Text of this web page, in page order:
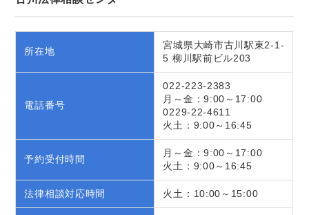
所在地
宮城県大崎市古川駅東2-1-
5 柳川駅前ビル203
電話番号
022-223-2383
月～金：9:00～17:00
0229-22-4611
火土：9:00～16:45
予約受付時間
月～金：9:00～17:00
火土：9:00～16:45
法律相談対応時間 火土：10:00～15:00